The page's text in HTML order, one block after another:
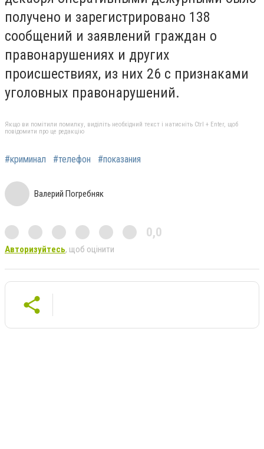
получено и зарегистрировано 138
сообщений и заявлений граждан о
правонарушениях и других
происшествиях, из них 26 с признаками
уголовных правонарушений.
Якщо ви помітили помилку, виділіть необхідний текст і натисніть Ctrl + Enter, щоб
повідомити про це редакцію
#криминал #телефон #показания
Валерий Погребняк
0,0
Авторизуйтесь, щоб оцінити